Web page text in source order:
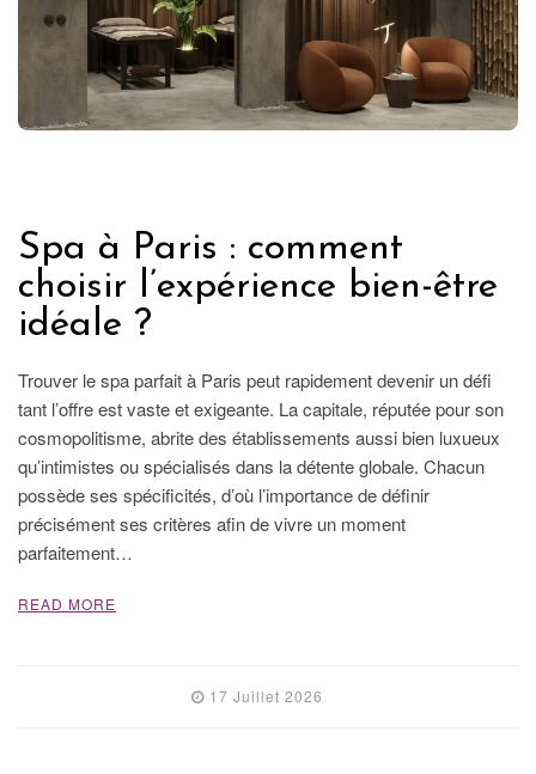
Spa à Paris : comment
choisir l’expérience bien-être
idéale ?
Trouver le spa parfait à Paris peut rapidement devenir un défi
tant l’offre est vaste et exigeante. La capitale, réputée pour son
cosmopolitisme, abrite des établissements aussi bien luxueux
qu’intimistes ou spécialisés dans la détente globale. Chacun
possède ses spécificités, d’où l’importance de définir
précisément ses critères afin de vivre un moment
parfaitement…
READ MORE
17 Juillet 2026